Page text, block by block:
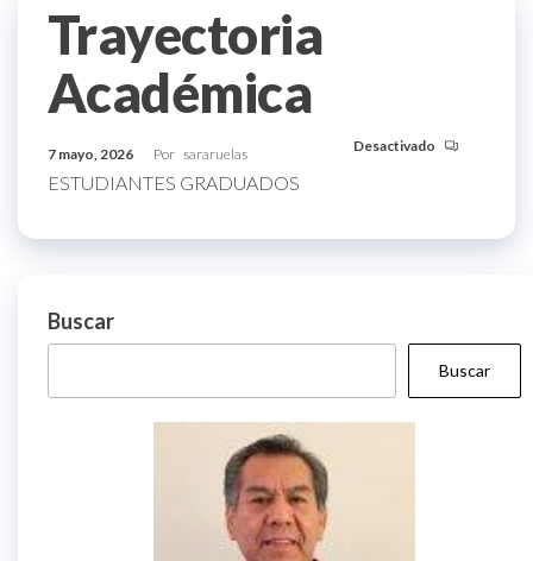
Trayectoria
Académica
7 mayo, 2026 Por sararuelas Desactivado
ESTUDIANTES GRADUADOS
Buscar
Buscar